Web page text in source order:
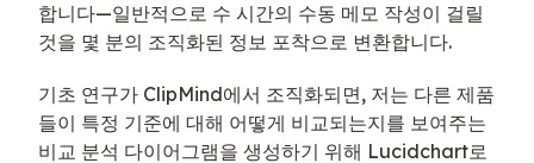
합니다—일반적으로 수 시간의 수동 메모 작성이 걸릴
것을 몇 분의 조직화된 정보 포착으로 변환합니다.
기초 연구가 ClipMind에서 조직화되면, 저는 다른 제품
들이 특정 기준에 대해 어떻게 비교되는지를 보여주는
비교 분석 다이어그램을 생성하기 위해 Lucidchart로